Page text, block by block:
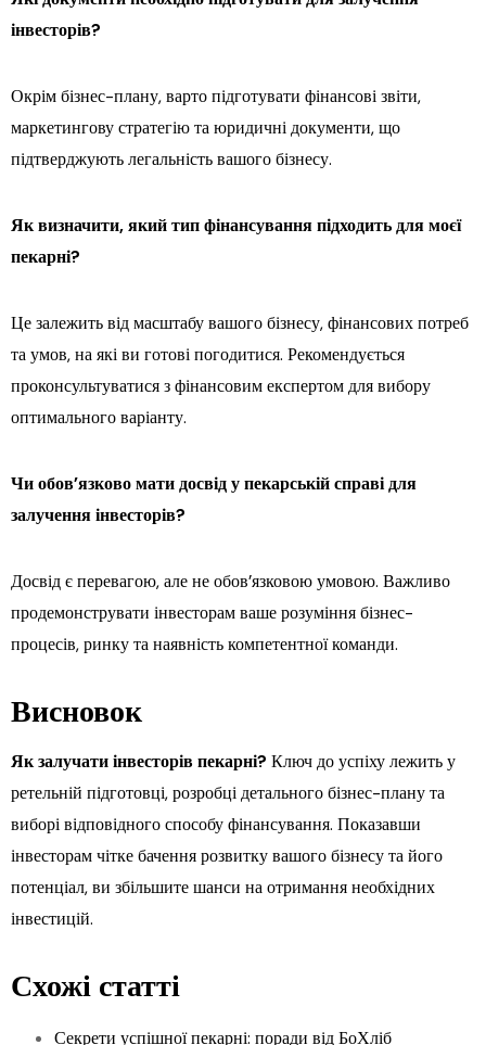
інвесторів?
Окрім бізнес-плану, варто підготувати фінансові звіти,
маркетингову стратегію та юридичні документи, що
підтверджують легальність вашого бізнесу.
Як визначити, який тип фінансування підходить для моєї
пекарні?
Це залежить від масштабу вашого бізнесу, фінансових потреб
та умов, на які ви готові погодитися. Рекомендується
проконсультуватися з фінансовим експертом для вибору
оптимального варіанту.
Чи обов’язково мати досвід у пекарській справі для
залучення інвесторів?
Досвід є перевагою, але не обов’язковою умовою. Важливо
продемонструвати інвесторам ваше розуміння бізнес-
процесів, ринку та наявність компетентної команди.
Висновок
Як залучати інвесторів пекарні? Ключ до успіху лежить у
ретельній підготовці, розробці детального бізнес-плану та
виборі відповідного способу фінансування. Показавши
інвесторам чітке бачення розвитку вашого бізнесу та його
потенціал, ви збільшите шанси на отримання необхідних
інвестицій.
Схожі статті
Секрети успішної пекарні: поради від БоХліб